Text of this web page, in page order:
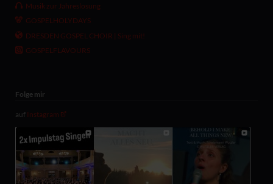
Musik zur Jahreslosung
GOSPELHOLYDAYS
DRESDEN GOSPEL CHOIR | Sing mit!
GOSPELFLAVOURS
Folge mir
auf Instagram